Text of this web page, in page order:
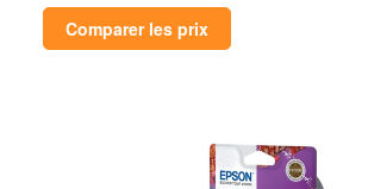
Comparer les prix